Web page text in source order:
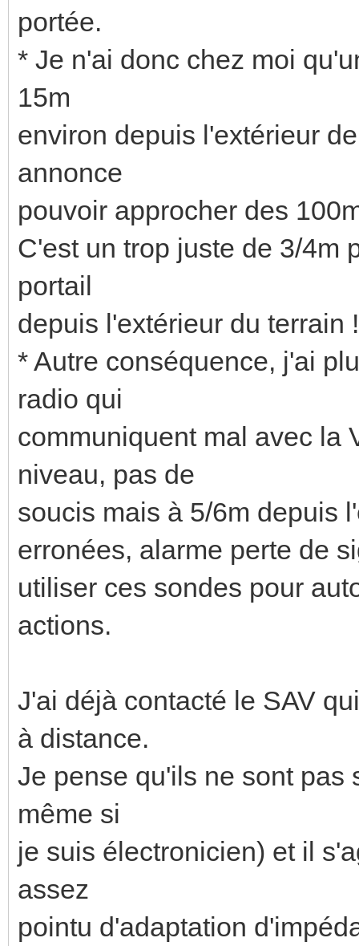
portée.
* Je n'ai donc chez moi
15m
environ depuis l'extérieur
annonce
pouvoir approcher des
C'est un trop juste de 3/4m
portail
depuis l'extérieur du terrain !
* Autre conséquence, j'ai
radio qui
communiquent mal avec la
niveau, pas de
soucis mais à 5/6m depuis
erronées, alarme perte de
utiliser ces sondes pour
actions.
J'ai déjà contacté le SAV
à distance.
Je pense qu'ils ne sont pas
même si
je suis électronicien) et il
assez
pointu d'adaptation